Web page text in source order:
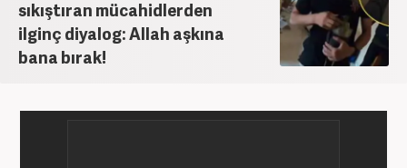
sıkıştıran mücahidlerden
ilginç diyalog: Allah aşkına
bana bırak!